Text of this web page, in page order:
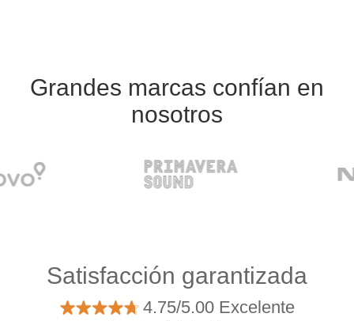
Grandes marcas confían en
nosotros
Satisfacción garantizada
4.75/5.00 Excelente